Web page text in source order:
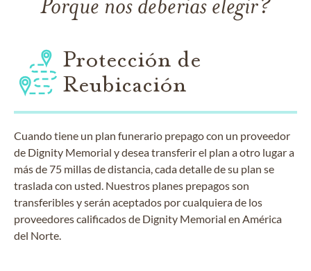
Protección de
Reubicación
Cuando tiene un plan funerario prepago con un proveedor
de Dignity Memorial y desea transferir el plan a otro lugar a
más de 75 millas de distancia, cada detalle de su plan se
traslada con usted. Nuestros planes prepagos son
transferibles y serán aceptados por cualquiera de los
proveedores calificados de Dignity Memorial en América
del Norte.